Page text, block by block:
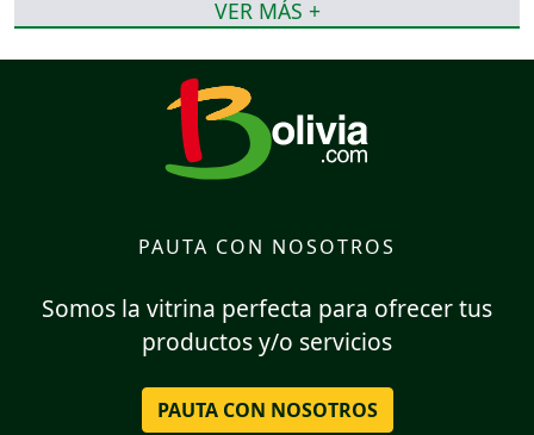
VER MÁS +
PAUTA CON NOSOTROS
Somos la vitrina perfecta para ofrecer tus
productos y/o servicios
PAUTA CON NOSOTROS